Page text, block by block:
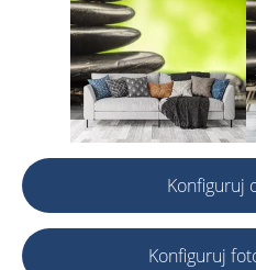
Konfiguruj
Konfiguruj